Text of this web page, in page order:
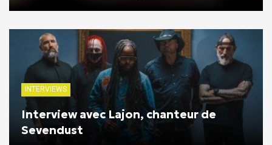
INTERVIEWS
Interview avec Lajon, chanteur de
Sevendust